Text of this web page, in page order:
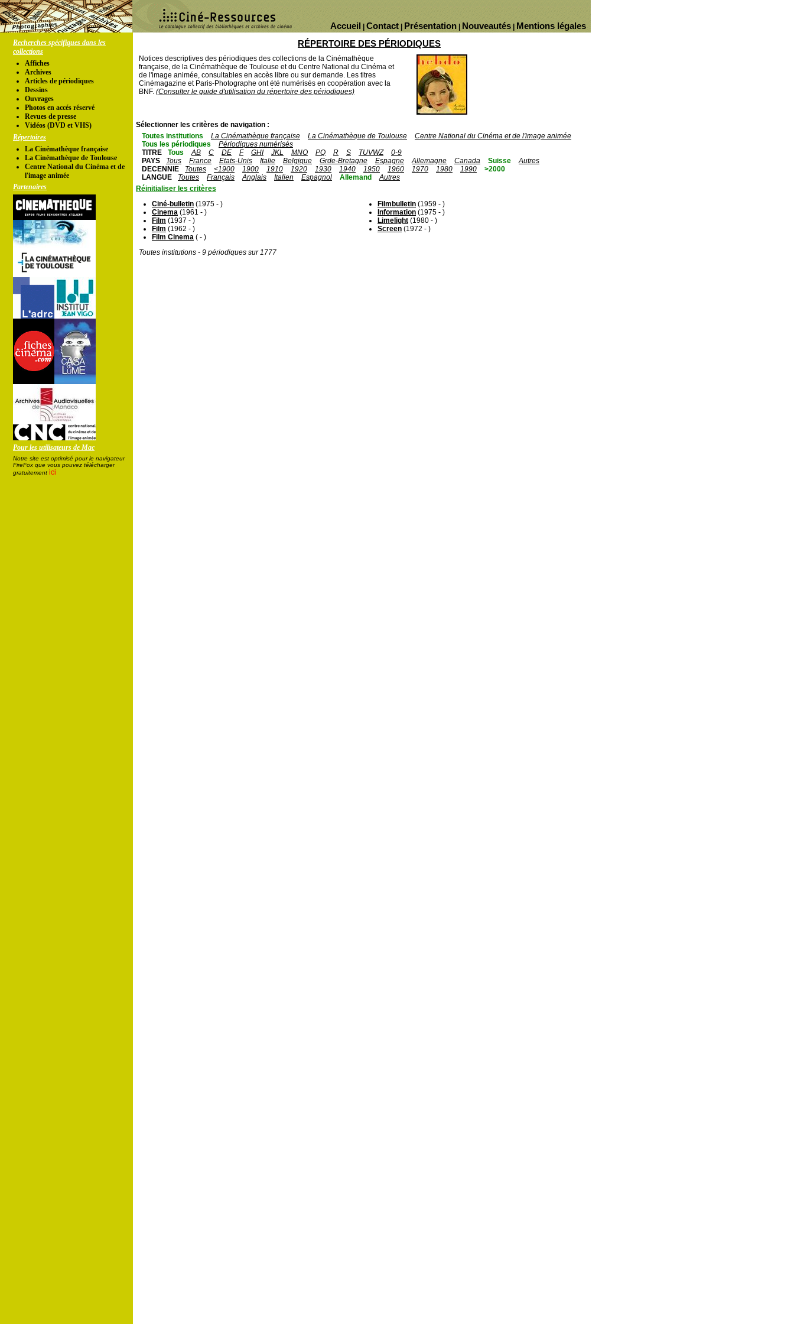
Mentions légales
Nouveautés
Présentation
Contact
Accueil
Recherches spécifiques dans les
collections
Affiches
Archives
Articles de périodiques
Dessins
Ouvrages
Photos en accés réservé
Revues de presse
Vidéos (DVD et VHS)
Répertoires
La Cinémathèque française
La Cinémathèque de Toulouse
Centre National du Cinéma et de
l'image animée
Partenaires
Pour les utilisateurs de Mac
Notre site est optimisé pour le navigateur
FireFox que vous pouvez télécharger
gratuitement ici
RÉPERTOIRE DES PÉRIODIQUES
Notices descriptives des périodiques des collections de la Cinémathèque
française, de la Cinémathèque de Toulouse et du Centre National du Cinéma et
de l'image animée, consultables en accès libre ou sur demande. Les titres
Cinémagazine et Paris-Photographe ont été numérisés en coopération avec la
BNF. (Consulter le guide d'utilisation du répertoire des périodiques)
Sélectionner les critères de navigation :
Toutes institutions
La Cinémathèque française La Cinémathèque de Toulouse
Centre National du Cinéma et de l'image animée
Tous les périodiques
Périodiques numérisés
TITRE
Tous AB C DE F GHI JKL MNO PQ R S TUVWZ
0-9
PAYS
Tous France Etats-Unis Italie Belgique Grde-Bretagne Espagne Allemagne Canada Suisse
Autres
DECENNIE
Toutes <1900 1900 1910 1920 1930 1940 1950 1960 1970 1980 1990
>2000
LANGUE
Toutes Français Anglais Italien Espagnol Allemand
Autres
Réinitialiser les critères
Ciné-bulletin (1975 - )
Cinema (1961 - )
Film (1937 - )
Film (1962 - )
Film Cinema ( - )
Filmbulletin (1959 - )
Information (1975 - )
Limelight (1980 - )
Screen (1972 - )
Toutes institutions - 9 périodiques sur 1777